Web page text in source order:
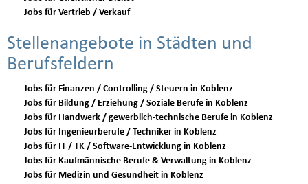
Jobs für Vertrieb / Verkauf
Stellenangebote in Städten und
Berufsfeldern
Jobs für Finanzen / Controlling / Steuern in Koblenz
Jobs für Bildung / Erziehung / Soziale Berufe in Koblenz
Jobs für Handwerk / gewerblich-technische Berufe in Koblenz
Jobs für Ingenieurberufe / Techniker in Koblenz
Jobs für IT / TK / Software-Entwicklung in Koblenz
Jobs für Kaufmännische Berufe & Verwaltung in Koblenz
Jobs für Medizin und Gesundheit in Koblenz